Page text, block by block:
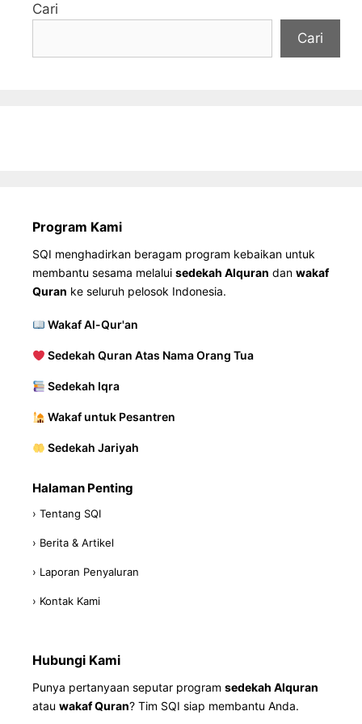
Cari
Cari
Program Kami
SQI menghadirkan beragam program kebaikan untuk
membantu sesama melalui sedekah Alquran dan wakaf
Quran ke seluruh pelosok Indonesia.
Wakaf Al-Qur'an
Sedekah Quran Atas Nama Orang Tua
Sedekah Iqra
Wakaf untuk Pesantren
Sedekah Jariyah
Halaman Penting
› Tentang SQI
› Berita & Artikel
› Laporan Penyaluran
› Kontak Kami
Hubungi Kami
Punya pertanyaan seputar program sedekah Alquran
atau wakaf Quran? Tim SQI siap membantu Anda.